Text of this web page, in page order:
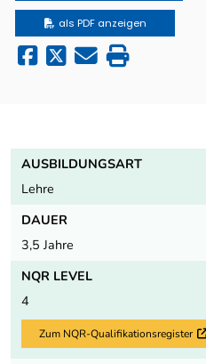
als PDF anzeigen
AUSBILDUNGSART
Lehre
DAUER
3,5 Jahre
NQR LEVEL
4
Zum NQR-Qualifikationsregister